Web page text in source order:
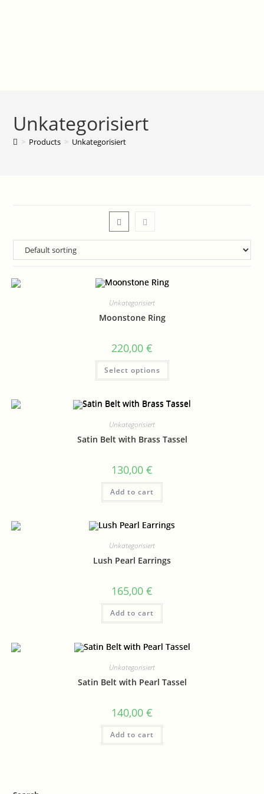
Unkategorisiert
> Products > Unkategorisiert
Unkategorisiert
Moonstone Ring
220,00 €
Select options
Unkategorisiert
Satin Belt with Brass Tassel
130,00 €
Add to cart
Unkategorisiert
Lush Pearl Earrings
165,00 €
Add to cart
Unkategorisiert
Satin Belt with Pearl Tassel
140,00 €
Add to cart